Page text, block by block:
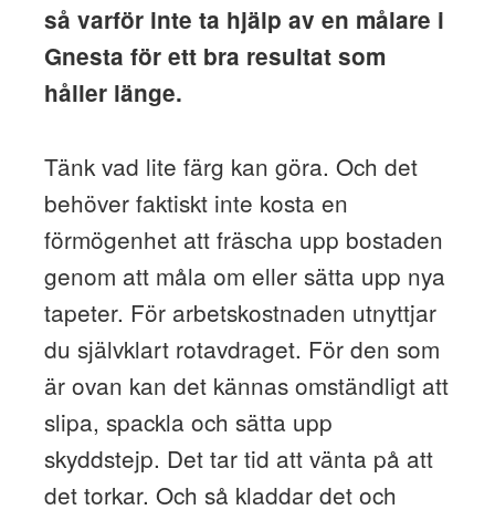
så varför inte ta hjälp av en målare i
Gnesta för ett bra resultat som
håller länge.
Tänk vad lite färg kan göra. Och det
behöver faktiskt inte kosta en
förmögenhet att fräscha upp bostaden
genom att måla om eller sätta upp nya
tapeter. För arbetskostnaden utnyttjar
du självklart rotavdraget. För den som
är ovan kan det kännas omständligt att
slipa, spackla och sätta upp
skyddstejp. Det tar tid att vänta på att
det torkar. Och så kladdar det och